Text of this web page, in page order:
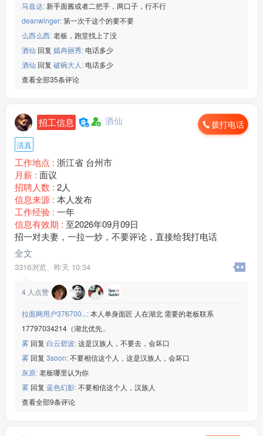
———————————
【华阳电子】
[玫瑰]年龄：男女19-45周岁
[玫瑰]生产：变速箱外壳
[玫瑰]班次：两班倒
[玫瑰]食宿：免费住宿和三餐
[玫瑰]薪资：19-20元/小时
【常州电动车】
[玫瑰]年龄：男女 18-40 周岁
[玫瑰]生产：电动车
[玫瑰]班次：长白班为主
[玫瑰]食宿：免费吃住
[玫瑰]薪资：19-27元/小时
微信：www235350
———————————
【温州力达】
[玫瑰]年龄：男女 16-48周岁
[玫瑰]生产：新能源汽车线束
[玫瑰]班次：长白班为主
[玫瑰]食宿：包吃包住
[玫瑰]薪资：18+计件
微信：www235350
【延锋座椅】
[玫瑰]年龄：18-45 周岁
[玫瑰]生产：汽车座椅
[玫瑰]班次：两班倒
[玫瑰]食宿: 包吃包住
[玫瑰]薪资：21元/小时
微信：www235350
———————————
马兹达:新手面酱或者二把手，两口子，行不行
deanwinger:第一次干这个的要不要
么西么西:老板，跑堂找上了没
酒仙 回复 嫣冉丽秀: 电话多少
酒仙 回复 破碗大人: 电话多少
查看全部35条评论
招工信息 酒仙 拨打电话
清真
工作地点 : 浙江省 台州市
月薪 : 面议
招聘人数 : 2人
信息来源 : 本人发布
工作经验 : 一年
信息有效期 : 至2026年09月09日
招一对夫妻，一拉一炒，不要评论，直接给我打电话
全文
3316浏览、 昨天 10:34
4 人点赞
拉面网用户376700...:本人单身面匠 人在湖北 需要的老板联系
17797034214（湖北优先..
雾 回复 白云碧波:这是汉族人，不要去，会坏口
雾 回复 3soon:不要相信这个人，这是汉族人，会坏口
灰原:老板哪里认为你
雾 回复 蓝色幻影:不要相信这个人，汉族人
查看全部9条评论